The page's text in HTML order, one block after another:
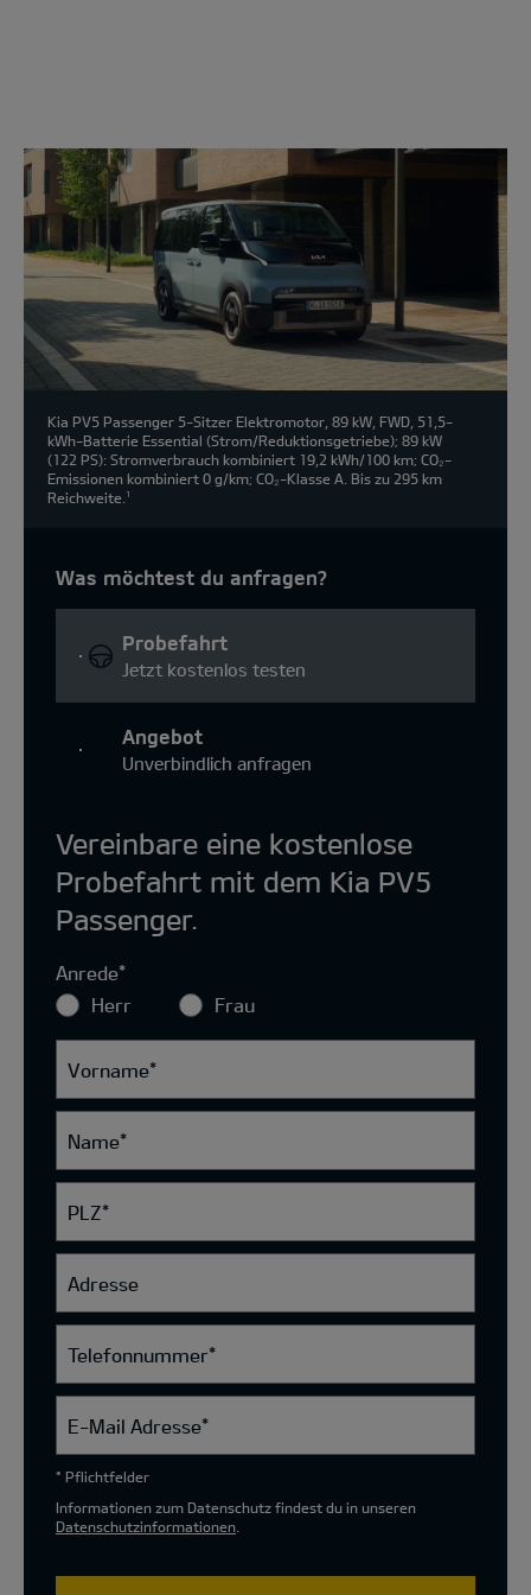
Modell
wählen:
Kia PV5 Passenger 5-Sitzer Elektromotor, 89 kW, FWD, 51,5-
kWh-Batterie Essential (Strom/Reduktionsgetriebe); 89 kW
(122 PS): Stromverbrauch kombiniert 19,2 kWh/100 km; CO₂-
Emissionen kombiniert 0 g/km; CO₂-Klasse A. Bis zu 295 km
Reichweite.
1
Was möchtest du anfragen?
Probefahrt
Jetzt kostenlos testen
Angebot
Unverbindlich anfragen
Vereinbare eine kostenlose
Probefahrt mit dem Kia PV5
Passenger.
Anrede*
Herr
Frau
Vorname*
Name*
PLZ*
Adresse
Telefonnummer*
E-Mail Adresse*
* Pflichtfelder
Informationen zum Datenschutz findest du in unseren
Datenschutzinformationen